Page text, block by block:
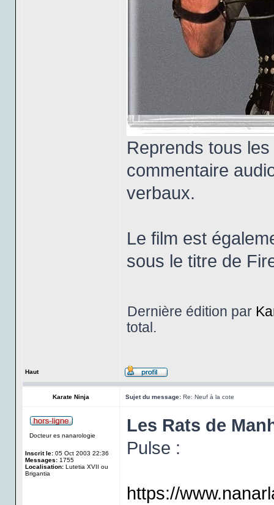
Reprends tous
commentaire
verbaux.
Le film est
sous le titre de
Dernière édition par
total.
Haut
Karate Ninja Sujet du message: Re: Neuf à la cote
Docteur es nanarologie
Inscrit le: 05 Oct 2003 22:36
Messages: 1755
Localisation: Lutetia XVII ou
Brigantia
Les Rats de
Pulse :
https://